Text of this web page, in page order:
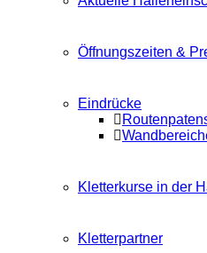
Öffnungszeiten &
Eindrücke
Kletterkurse in der
Kletterpartner